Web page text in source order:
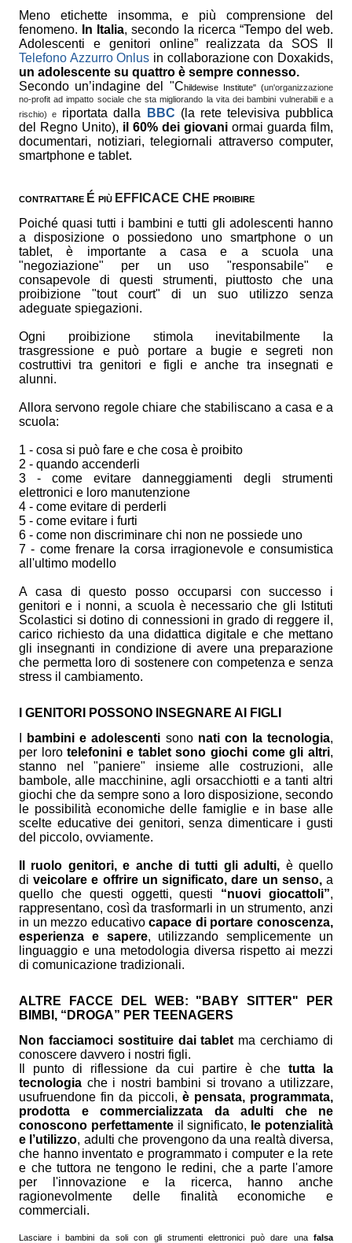
Meno etichette insomma, e più comprensione del
fenomeno.
In Italia, secondo la ricerca “Tempo del web.
Adolescenti e genitori online” realizzata da SOS Il
Telefono Azzurro Onlus in collaborazione con Doxakids,
un adolescente su quattro è sempre connesso.
Secondo un’indagine del "Childewise Institute" (un'organizzazione
no-profit ad impatto sociale che sta migliorando la vita dei bambini vulnerabili e a
rischio) e
riportata dalla BBC (la rete televisiva pubblica
del Regno Unito), il 60% dei giovani ormai guarda film,
documentari, notiziari, telegiornali attraverso computer,
smartphone e tablet.
CONTRATTARE É PIÙ EFFICACE CHE PROIBIRE
Poiché quasi tutti i bambini e tutti gli adolescenti hanno
a disposizione o possiedono uno smartphone o un
tablet, è importante a casa e a scuola una
"negoziazione" per un uso "responsabile" e
consapevole di questi strumenti, piuttosto che una
proibizione "tout court" di un suo utilizzo senza
adeguate spiegazioni.
Ogni proibizione stimola inevitabilmente la
trasgressione e può portare a bugie e segreti non
costruttivi tra genitori e figli e anche tra insegnati e
alunni.
Allora servono regole chiare che stabiliscano a casa e a
scuola:
1 - cosa si può fare e che cosa è proibito
2 - quando accenderli
3 - come evitare danneggiamenti degli strumenti
elettronici e loro manutenzione
4 - come evitare di perderli
5 - come evitare i furti
6 - come non discriminare chi non ne possiede uno
7 - come frenare la corsa irragionevole e consumistica
all'ultimo modello
A casa di questo posso occuparsi con successo i
genitori e i nonni, a scuola è necessario che gli Istituti
Scolastici si dotino di connessioni in grado di reggere il,
carico richiesto da una didattica digitale e che mettano
gli insegnanti in condizione di avere una preparazione
che permetta loro di sostenere con competenza e senza
stress il cambiamento.
I GENITORI POSSONO INSEGNARE AI FIGLI
bambini e adolescenti sono nati con la tecnologia,
per lorotelefonini e tablet sono giochi come gli altri,
stanno nel "paniere" insieme alle costruzioni, alle
bambole, alle macchinine, agli orsacchiotti e a tanti altri
giochi che da sempre sono a loro disposizione, secondo
le possibilità economiche delle famiglie e in base alle
scelte educative dei genitori, senza dimenticare i gusti
del piccolo, ovviamente.
Il ruolo genitori, e anche di tutti gli adulti, è quello
diveicolare e offrire un significato, dare un senso,a
quello che questi oggetti, questi “nuovi giocattoli”,
rappresentano, così da trasformarli in un strumento, anzi
in un mezzo educativocapace di portare conoscenza,
esperienza e sapere, utilizzando semplicemente un
linguaggio e una metodologia diversa rispetto ai mezzi
di comunicazione tradizionali.
ALTRE FACCE DEL WEB: "BABY SITTER" PER
BIMBI, “DROGA” PER TEENAGERS
Non facciamoci sostituire dai tablet ma cerchiamo di
conoscere davvero i nostri figli.
Il punto di riflessione da cui partire è che tutta la
tecnologia che i nostri bambini si trovano a utilizzare,
usufruendone fin da piccoli, è pensata, programmata,
prodotta e commercializzata da adulti che ne
conoscono perfettamenteil significato, le potenzialità
e l’utilizzo, adulti che provengono da una realtà diversa,
che hanno inventato e programmato i computer e la rete
e che tuttora ne tengono le redini, che a parte l'amore
per l'innovazione e la ricerca, hanno anche
ragionevolmente delle finalità economiche e
commerciali.
Lasciare i bambini da soli con gli strumenti elettronici può dare una falsa